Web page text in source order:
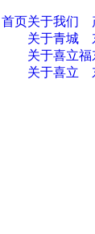
首页关于我们
关于青城
关于喜立福
关于喜立